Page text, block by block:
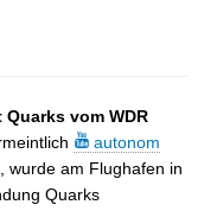
vom WDR
autonom
wurde am Flughafen in
Quarks